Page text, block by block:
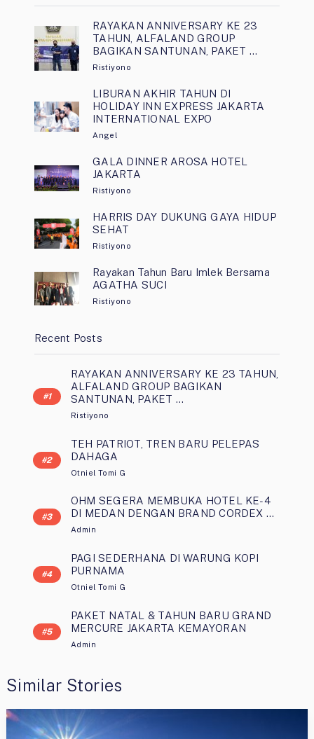
RAYAKAN ANNIVERSARY KE 23
TAHUN, ALFALAND GROUP
BAGIKAN SANTUNAN, PAKET …
Ristiyono
LIBURAN AKHIR TAHUN DI
HOLIDAY INN EXPRESS JAKARTA
INTERNATIONAL EXPO
Angel
GALA DINNER AROSA HOTEL
JAKARTA
Ristiyono
HARRIS DAY DUKUNG GAYA HIDUP
SEHAT
Ristiyono
Rayakan Tahun Baru Imlek Bersama
AGATHA SUCI
Ristiyono
Recent Posts
RAYAKAN ANNIVERSARY KE 23 TAHUN,
ALFALAND GROUP BAGIKAN
SANTUNAN, PAKET …
Ristiyono
TEH PATRIOT, TREN BARU PELEPAS
DAHAGA
Otniel Tomi G
OHM SEGERA MEMBUKA HOTEL KE-4
DI MEDAN DENGAN BRAND CORDEX …
Admin
PAGI SEDERHANA DI WARUNG KOPI
PURNAMA
Otniel Tomi G
PAKET NATAL & TAHUN BARU GRAND
MERCURE JAKARTA KEMAYORAN
Admin
Similar Stories